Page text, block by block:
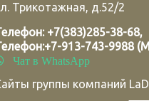
Трикотажная, д.52/2
+7(383)285-38-68,
+7-913-743-9988
Чат в WhatsApp
группы компаний